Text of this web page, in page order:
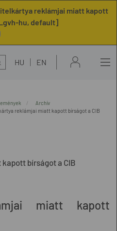
reklámjai miatt kapott
hu, default]
HU EN
Archív
reklámjai miatt kapott bírságot a CIB
bírságot a CIB
miatt kapott